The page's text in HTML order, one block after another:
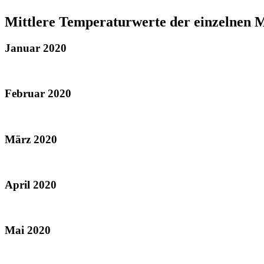
Mittlere Temperaturwerte der einzelnen
Januar 2020
Februar 2020
März 2020
April 2020
Mai 2020